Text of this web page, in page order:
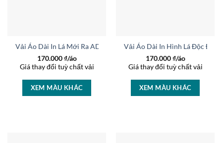
Vải Áo Dài In Lá Mới Ra AD 45752
170.000₫/áo
Giá thay đổi tuỳ chất vải
XEM MÀU KHÁC
Vải Áo Dài In Hình Lá Độc Đáo
170.000₫/áo
Giá thay đổi tuỳ chất vải
XEM MÀU KHÁC